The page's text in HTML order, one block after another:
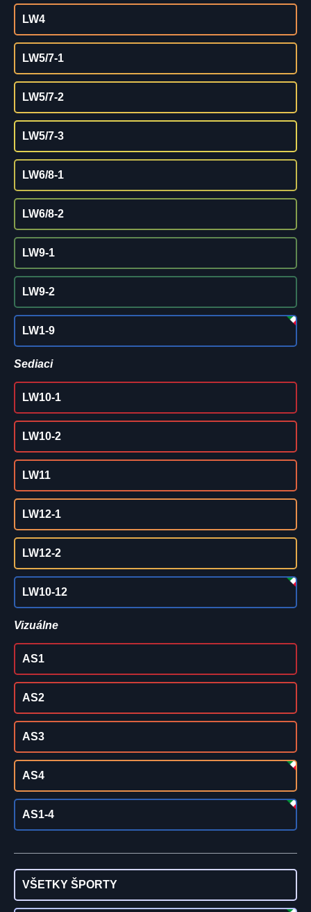
LW4
LW5/7-1
LW5/7-2
LW5/7-3
LW6/8-1
LW6/8-2
LW9-1
LW9-2
LW1-9
Sediaci
LW10-1
LW10-2
LW11
LW12-1
LW12-2
LW10-12
Vizuálne
AS1
AS2
AS3
AS4
AS1-4
VŠETKY ŠPORTY